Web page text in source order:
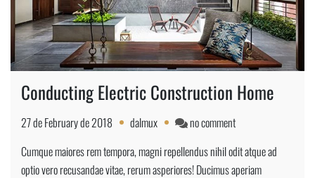
Conducting Electric Construction Home
27 de February de 2018 dalmux no commenton
Electric
Cumque maiores rem tempora, magni repellendus nihil odit atque ad
optio vero recusandae vitae, rerum asperiores! Ducimus aperiam